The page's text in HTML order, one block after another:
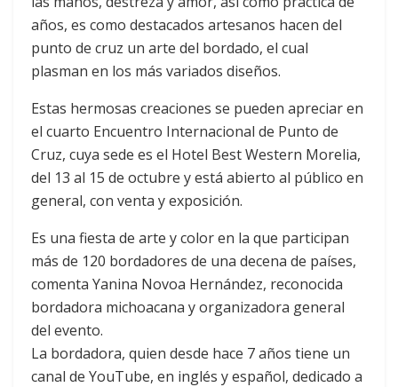
años, es como destacados artesanos hacen del
punto de cruz un arte del bordado, el cual
plasman en los más variados diseños.
Estas hermosas creaciones se pueden apreciar en
el cuarto Encuentro Internacional de Punto de
Cruz, cuya sede es el Hotel Best Western Morelia,
del 13 al 15 de octubre y está abierto al público en
general, con venta y exposición.
Es una fiesta de arte y color en la que participan
más de 120 bordadores de una decena de países,
comenta Yanina Novoa Hernández, reconocida
bordadora michoacana y organizadora general
del evento.
La bordadora, quien desde hace 7 años tiene un
canal de YouTube, en inglés y español, dedicado a